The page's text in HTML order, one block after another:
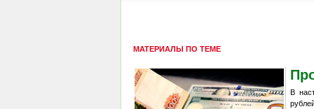
МАТЕРИАЛЫ ПО ТЕМЕ
В